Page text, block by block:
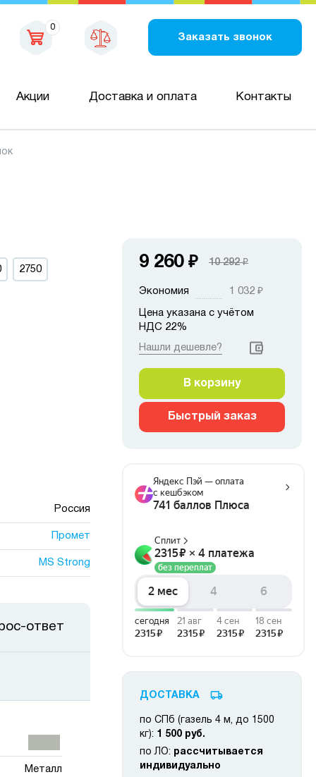
0
Заказать звонок
Акции Доставка и оплата Контакты
2750
Россия
Промет
MS Strong
Металл
ответ
9 260 ₽ 10 292₽
Экономия 1 032 ₽
Цена указана с учётом
НДС 22%
Нашли дешевле?
В корзину
Быстрый заказ
ДОСТАВКА
по СПб (газель 4 м, до 1500
кг): 1 500 руб.
по ЛО: рассчитывается
индивидуально